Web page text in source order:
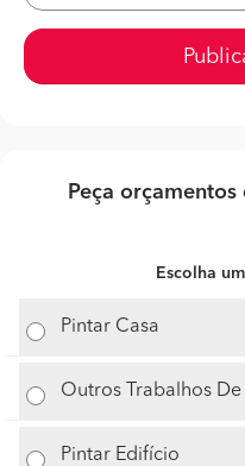
Peça
Escolha
Pintar Casa
Outros Trabalhos De
Pintar Edifício